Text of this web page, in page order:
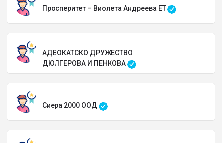
Просперитет – Виолета Андреева ЕТ
АДВОКАТСКО ДРУЖЕСТВО
ДЮЛГЕРОВА И ПЕНКОВА
Сиера 2000 ООД